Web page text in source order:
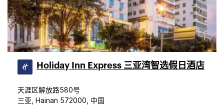
Holiday Inn Express 三亚湾智选假日酒店
天涯区解放路580号
三亚, Hainan 572000, 中国